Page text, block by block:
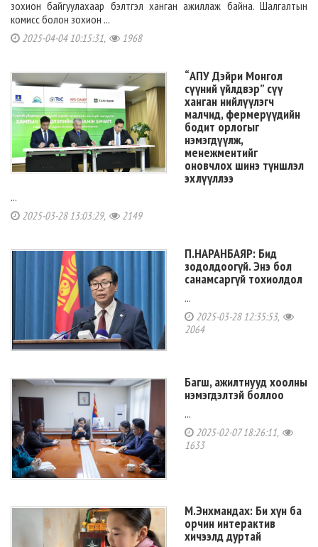
зохион байгуулахаар бэлтгэл ханган ажиллаж байна. Шалгалтын
комисс болон зохион ...
2025-04-04 10:15:31, 1968
“АПУ Дэйри Монгол
сүүний үйлдвэр” сүү
ханган нийлүүлэгч
малчид, фермерүүдийн
бодит орлогыг
нэмэгдүүлж,
менежментийг
оновчлох шинэ түншлэл
эхлүүллээ
...
2025-03-28 13:03:29, 2149
П.НАРАНБАЯР: Бид
зодолдоогүй. Энэ бол
санамсаргүй тохиолдол
...
2025-03-28 12:35:53,
2064
Багш, ажилтнууд хоолны
нэмэгдэлтэй боллоо
...
2025-02-07 18:26:11,
1633
М.Энхмандах: Би хүн ба
орчин интерактив
хичээлд дуртай